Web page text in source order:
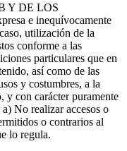
Y DE LOS
e inequívocamente
utilización de la
conforme a las
particulares que en
así como de las
y costumbres, a la
y con carácter puramente
No realizar accesos o
o contrarios al
lo regula.